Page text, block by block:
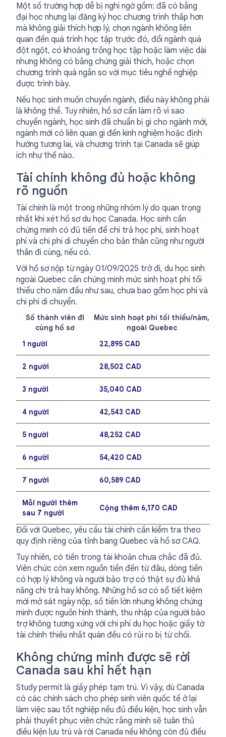
Một số trường hợp dễ bị nghi ngờ gồm: đã có bằng
đại học nhưng lại đăng ký học chương trình thấp hơn
mà không giải thích hợp lý, chọn ngành không liên
quan đến quá trình học tập trước đó, đổi ngành quá
đột ngột, có khoảng trống học tập hoặc làm việc dài
nhưng không có bằng chứng giải thích, hoặc chọn
chương trình quá ngắn so với mục tiêu nghề nghiệp
được trình bày.
Nếu học sinh muốn chuyển ngành, điều này không phải
là không thể. Tuy nhiên, hồ sơ cần làm rõ vì sao
chuyển ngành, học sinh đã chuẩn bị gì cho ngành mới,
ngành mới có liên quan gì đến kinh nghiệm hoặc định
hướng tương lai, và chương trình tại Canada sẽ giúp
ích như thế nào.
Tài chính không đủ hoặc không
rõ nguồn
Tài chính là một trong những nhóm lý do quan trọng
nhất khi xét hồ sơ du học Canada. Học sinh cần
chứng minh có đủ tiền để chi trả học phí, sinh hoạt
phí và chi phí di chuyển cho bản thân cũng như người
thân đi cùng, nếu có.
Với hồ sơ nộp từ ngày 01/09/2025 trở đi, du học sinh
ngoài Quebec cần chứng minh mức sinh hoạt phí tối
thiểu cho năm đầu như sau, chưa bao gồm học phí và
chi phí di chuyển.
Số thành viên đi
cùng hồ sơ
Mức sinh hoạt phí tối thiểu/năm,
ngoài Quebec
1 người
22,895 CAD
2 người 28,502 CAD
3 người 35,040 CAD
4 người 42,543 CAD
5 người 48,252 CAD
6 người 54,420 CAD
7 người 60,589 CAD
Mỗi người thêm
sau 7 người
Cộng thêm 6,170 CAD
Đối với Quebec, yêu cầu tài chính cần kiểm tra theo
quy định riêng của tỉnh bang Quebec và hồ sơ CAQ.
Tuy nhiên, có tiền trong tài khoản chưa chắc đã đủ.
Viên chức còn xem nguồn tiền đến từ đâu, dòng tiền
có hợp lý không và người bảo trợ có thật sự đủ khả
năng chi trả hay không. Những hồ sơ có sổ tiết kiệm
mới mở sát ngày nộp, số tiền lớn nhưng không chứng
minh được nguồn hình thành, thu nhập của người bảo
trợ không tương xứng với chi phí du học hoặc giấy tờ
tài chính thiếu nhất quán đều có rủi ro bị từ chối.
Không chứng minh được sẽ rời
Canada sau khi hết hạn
Study permit là giấy phép tạm trú. Vì vậy, dù Canada
có các chính sách cho phép sinh viên quốc tế ở lại
làm việc sau tốt nghiệp nếu đủ điều kiện, học sinh vẫn
phải thuyết phục viên chức rằng mình sẽ tuân thủ
điều kiện lưu trú và rời Canada nếu không còn đủ điều